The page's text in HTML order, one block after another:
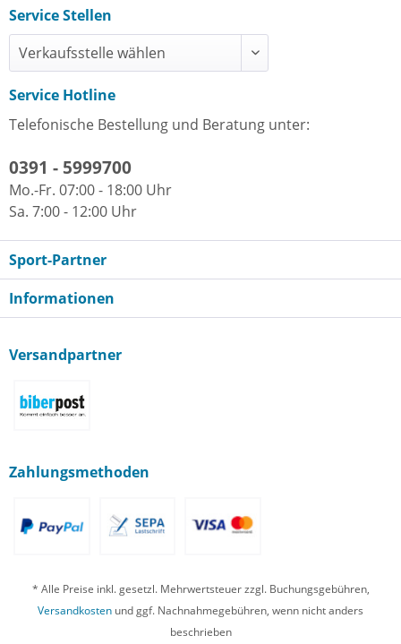
Service Stellen
Service Hotline
Telefonische Bestellung und Beratung unter:
0391 - 5999700
Mo.-Fr. 07:00 - 18:00 Uhr
Sa. 7:00 - 12:00 Uhr
Sport-Partner
Informationen
Versandpartner
Zahlungsmethoden
* Alle Preise inkl. gesetzl. Mehrwertsteuer zzgl. Buchungsgebühren,
Versandkosten und ggf. Nachnahmegebühren, wenn nicht anders
beschrieben